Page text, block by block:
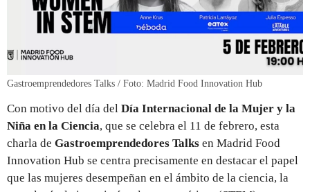
Gastroemprendedores Talks / Foto: Madrid Food Innovation Hub
Con motivo del día del Día Internacional de la Mujer y la
Niña en la Ciencia, que se celebra el 11 de febrero, esta
charla de Gastroemprendedores Talks en Madrid Food
Innovation Hub se centra precisamente en destacar el papel
que las mujeres desempeñan en el ámbito de la ciencia, la